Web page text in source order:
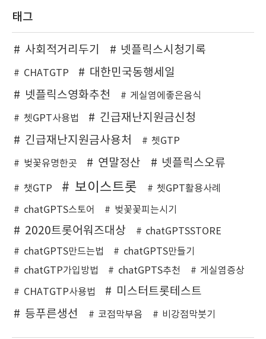
태그
사회적거리두기 넷플릭스시청기록
CHATGTP
대한민국동행세일
넷플릭스영화추천
게실염에좋은음식
쳇GPT사용법
긴급재난지원금신청
긴급재난지원금사용처
쳇GTP
벚꽃유명한곳 연말정산 넷플릭스오류
챗GTP 보이스트롯
쳇GPT활용사례
chatGPTS스토어
벚꽃꽃피는시기
2020트롯어워즈대상
chatGPTSSTORE
chatGPTS만드는법
chatGPTS만들기
chatGTP가입방법
chatGPTS추천
게실염증상
CHATGTP사용법
미스터트롯테스트
등푸른생선
코점막부음 비강점막붓기